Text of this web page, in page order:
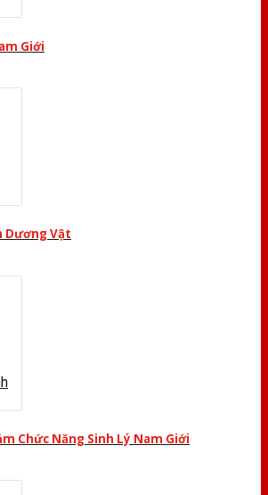
Giới
Dương Vật
Chức Năng Sinh Lý Nam Giới